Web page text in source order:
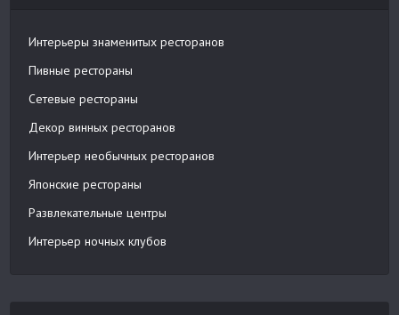
Интерьеры знаменитых ресторанов
Пивные рестораны
Сетевые рестораны
Декор винных ресторанов
Интерьер необычных ресторанов
Японские рестораны
Развлекательные центры
Интерьер ночных клубов